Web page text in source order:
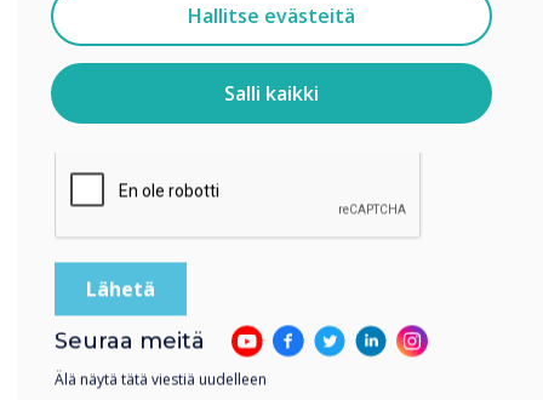
Clevertouch Passes ISO 27001 Continuation
Assessment for 2025
Hallitse evästeitä
Salli kaikki
Tietoja siitä, miten keräämme ja käytämme
henkilötietojasi, ontietosuojaselosteessamme.
Klikkaamalla lähetä annat Clevertouch luvan tallentaa ja
käsitellä antamiasi tietoja.
Seuraa meitä
Älä näytä tätä viestiä uudelleen